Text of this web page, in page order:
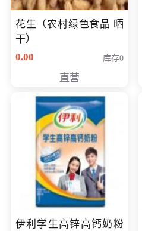
花生（农村绿色食品 晒
干）
0.00
库存0
直营
伊利学生高锌高钙奶粉